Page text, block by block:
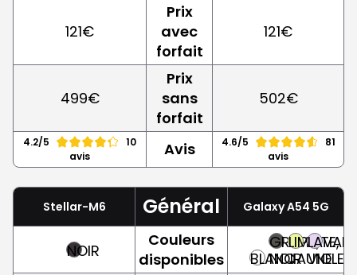
121€
Prix
avec
forfait
121€
499€
Prix
sans
forfait
502€
4.2/5
10
avis
Avis 4.6/5
81
avis
Stellar-M6 Général Galaxy A54 5G
NOIR
Couleurs
disponibles
BLANC
GRAPHITE,
NOIR
LIME,
JAUNE
VIOLET